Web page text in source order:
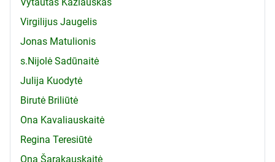
Virgilijus Jaugelis
Jonas Matulionis
s.Nijolė Sadūnaitė
Julija Kuodytė
Birutė Briliūtė
Ona Kavaliauskaitė
Regina Teresiūtė
Ona Šarakauskaitė